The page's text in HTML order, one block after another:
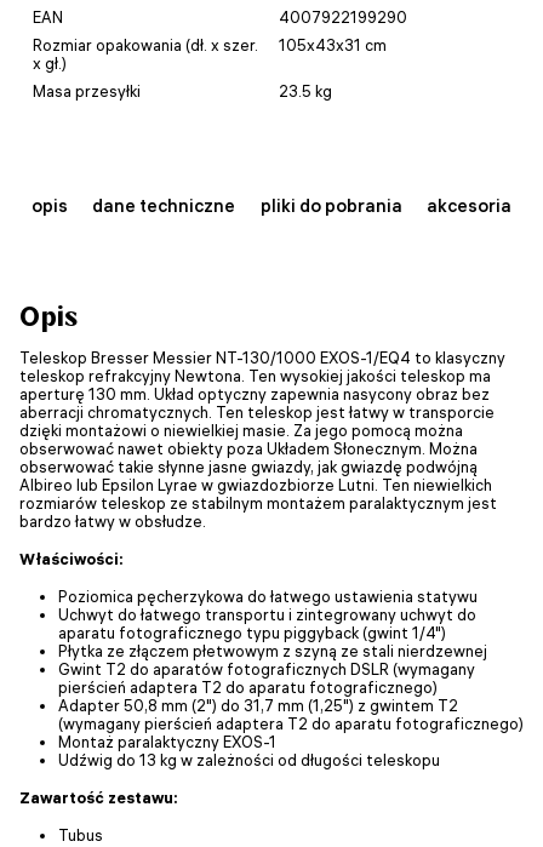
EAN
4007922199290
Rozmiar opakowania (dł. x szer.
x gł.)
105x43x31 cm
Masa przesyłki 23.5 kg
opis dane techniczne pliki do pobrania akcesoria
Opis
Teleskop Bresser Messier NT-130/1000 EXOS-1/EQ4 to klasyczny
teleskop refrakcyjny Newtona. Ten wysokiej jakości teleskop ma
aperturę 130 mm. Układ optyczny zapewnia nasycony obraz bez
aberracji chromatycznych. Ten teleskop jest łatwy w transporcie
dzięki montażowi o niewielkiej masie. Za jego pomocą można
obserwować nawet obiekty poza Układem Słonecznym. Można
obserwować takie słynne jasne gwiazdy, jak gwiazdę podwójną
Albireo lub Epsilon Lyrae w gwiazdozbiorze Lutni. Ten niewielkich
rozmiarów teleskop ze stabilnym montażem paralaktycznym jest
bardzo łatwy w obsłudze.
Właściwości:
Poziomica pęcherzykowa do łatwego ustawienia statywu
Uchwyt do łatwego transportu i zintegrowany uchwyt do
aparatu fotograficznego typu piggyback (gwint 1/4")
Płytka ze złączem płetwowym z szyną ze stali nierdzewnej
Gwint T2 do aparatów fotograficznych DSLR (wymagany
pierścień adaptera T2 do aparatu fotograficznego)
Adapter 50,8 mm (2") do 31,7 mm (1,25") z gwintem T2
(wymagany pierścień adaptera T2 do aparatu fotograficznego)
Montaż paralaktyczny EXOS-1
Udźwig do 13 kg w zależności od długości teleskopu
Zawartość zestawu:
Tubus